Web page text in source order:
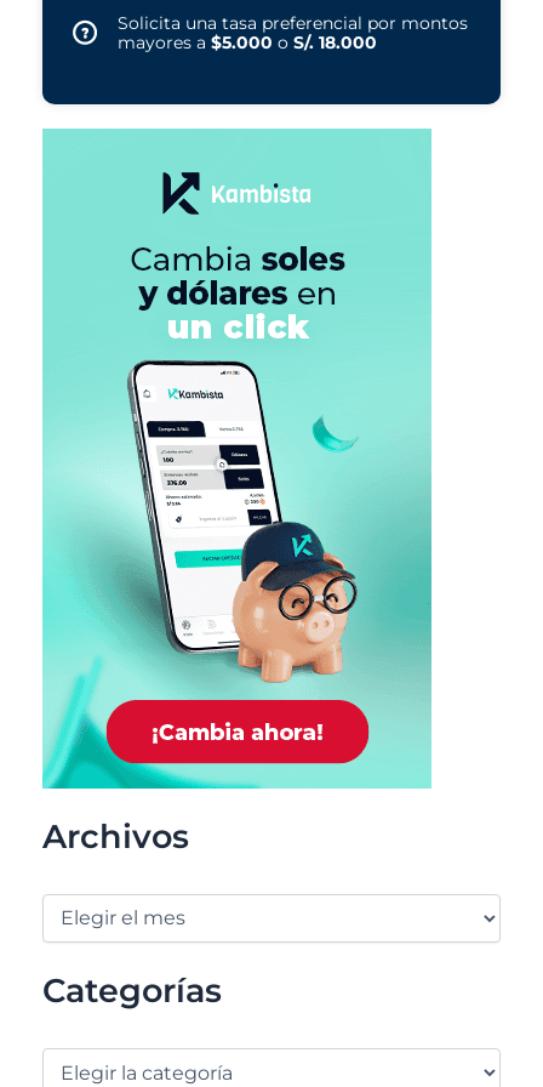
Solicita una tasa preferencial por montos
mayores a $5.000 o S/. 18.000
Archivos
Categorías